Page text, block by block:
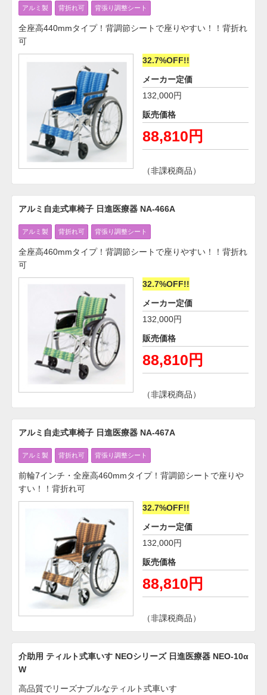
アルミ製 背折れ可 背張り調整シート
全座高440mmタイプ！背調節シートで座りやすい！！背折れ
可
32.7%OFF!!
メーカー定価
132,000円
販売価格
88,810円
（非課税商品）
アルミ自走式車椅子 日進医療器 NA-466A
アルミ製 背折れ可 背張り調整シート
全座高460mmタイプ！背調節シートで座りやすい！！背折れ
可
32.7%OFF!!
メーカー定価
132,000円
販売価格
88,810円
（非課税商品）
アルミ自走式車椅子 日進医療器 NA-467A
アルミ製 背折れ可 背張り調整シート
前輪7インチ・全座高460mmタイプ！背調節シートで座りや
すい！！背折れ可
32.7%OFF!!
メーカー定価
132,000円
販売価格
88,810円
（非課税商品）
介助用 ティルト式車いす NEOシリーズ 日進医療器 NEO-10α
W
高品質でリーズナブルなティルト式車いす